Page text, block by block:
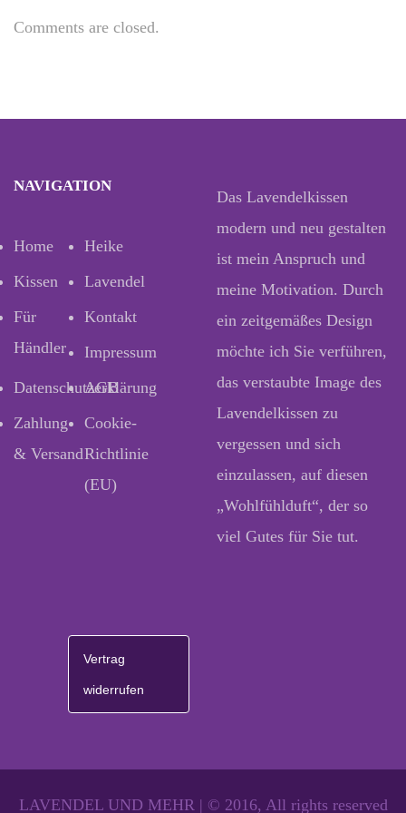
Comments are closed.
NAVIGATION
Home
Heike
Kissen
Lavendel
Für
Händler
Kontakt
Impressum
Datenschutzerklärung
AGB
Zahlung
& Versand
Cookie-
Richtlinie
(EU)
Das Lavendelkissen
modern und neu gestalten
ist mein Anspruch und
meine Motivation. Durch
ein zeitgemäßes Design
möchte ich Sie verführen,
das verstaubte Image des
Lavendelkissen zu
vergessen und sich
einzulassen, auf diesen
„Wohlfühlduft“, der so
viel Gutes für Sie tut.
Vertrag
widerrufen
LAVENDEL UND MEHR | © 2016, All rights reserved